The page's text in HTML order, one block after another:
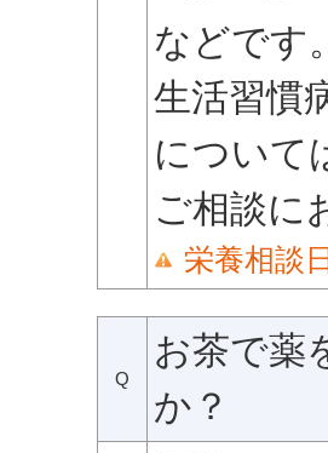
などです。
生活習慣
について
ご相談に
栄養相談
Q
お茶で薬
か？